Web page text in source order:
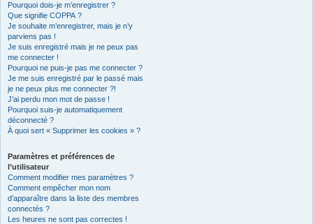
Pourquoi dois-je m’enregistrer ?
Que signifie COPPA ?
Je souhaite m’enregistrer, mais je n’y
parviens pas !
Je suis enregistré mais je ne peux pas
me connecter !
Pourquoi ne puis-je pas me connecter ?
Je me suis enregistré par le passé mais
je ne peux plus me connecter ?!
J’ai perdu mon mot de passe !
Pourquoi suis-je automatiquement
déconnecté ?
À quoi sert « Supprimer les cookies » ?
Paramètres et préférences de
l’utilisateur
Comment modifier mes paramètres ?
Comment empêcher mon nom
d’apparaître dans la liste des membres
connectés ?
Les heures ne sont pas correctes !